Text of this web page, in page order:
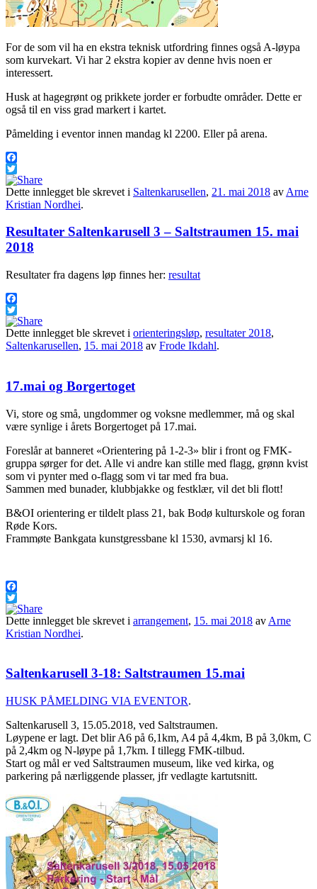
For de som vil ha en ekstra teknisk utfordring finnes også A-løypa
som kurvekart. Vi har 2 ekstra kopier av denne hvis noen er
interessert.
Husk at hagegrønt og prikkete jorder er forbudte områder. Dette er
også til en viss grad markert i kartet.
Påmelding i eventor innen mandag kl 2200. Eller på arena.
Facebook
Twitter
Dette innlegget ble skrevet i Saltenkarusellen, 21. mai 2018 av Arne
Kristian Nordhei.
Resultater Saltenkarusell 3 – Saltstraumen 15. mai
2018
Resultater fra dagens løp finnes her: resultat
Facebook
Twitter
Dette innlegget ble skrevet i orienteringsløp, resultater 2018,
Saltenkarusellen, 15. mai 2018 av Frode Ikdahl.
17.mai og Borgertoget
Vi, store og små, ungdommer og voksne medlemmer, må og skal
være synlige i årets Borgertoget på 17.mai.
Foreslår at banneret «Orientering på 1-2-3» blir i front og FMK-
gruppa sørger for det. Alle vi andre kan stille med flagg, grønn kvist
som vi pynter med o-flagg som vi tar med fra bua.
Sammen med bunader, klubbjakke og festklær, vil det bli flott!
B&OI orientering er tildelt plass 21, bak Bodø kulturskole og foran
Røde Kors.
Frammøte Bankgata kunstgressbane kl 1530, avmarsj kl 16.
Facebook
Twitter
Dette innlegget ble skrevet i arrangement, 15. mai 2018 av Arne
Kristian Nordhei.
Saltenkarusell 3-18: Saltstraumen 15.mai
HUSK PÅMELDING VIA EVENTOR.
Saltenkarusell 3, 15.05.2018, ved Saltstraumen.
Løypene er lagt. Det blir A6 på 6,1km, A4 på 4,4km, B på 3,0km, C
på 2,4km og N-løype på 1,7km. I tillegg FMK-tilbud.
Start og mål er ved Saltstraumen museum, like ved kirka, og
parkering på nærliggende plasser, jfr vedlagte kartutsnitt.